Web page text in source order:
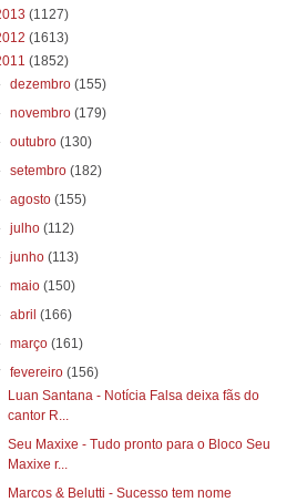
(1127)
(1613)
(1852)
dezembro(155)
novembro(179)
outubro(130)
setembro(182)
agosto(155)
julho(112)
junho(113)
maio(150)
abril(166)
março(161)
fevereiro(156)
Luan Santana - Notícia Falsa deixa fãs do
cantor R...
Seu Maxixe - Tudo pronto para o Bloco Seu
Maxixe r...
Marcos & Belutti - Sucesso tem nome